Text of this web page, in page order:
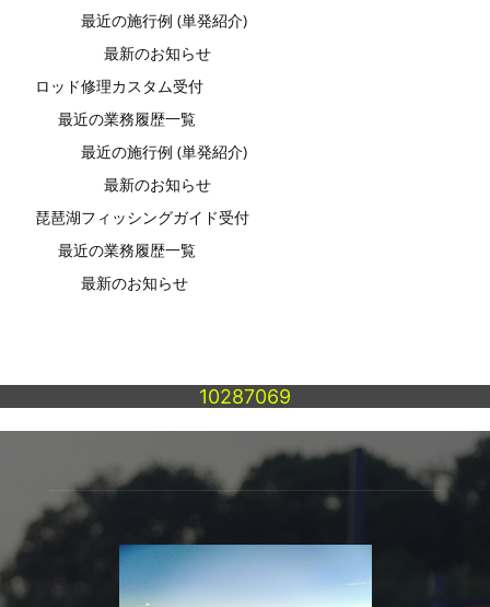
最近の施行例 (単発紹介)
最新のお知らせ
ロッド修理カスタム受付
最近の業務履歴一覧
最近の施行例 (単発紹介)
最新のお知らせ
琵琶湖フィッシングガイド受付
最近の業務履歴一覧
最新のお知らせ
10287069